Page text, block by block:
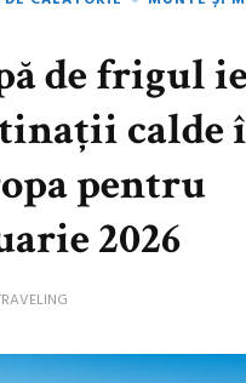
de frigul
calde
pentru
2026